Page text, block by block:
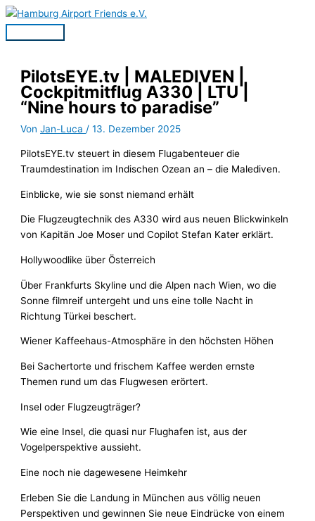
Zum
Inhalt
springenHauptmenü
PilotsEYE.tv | MALEDIVEN |
Cockpitmitflug A330 | LTU |
“Nine hours to paradise”
VonJan-Luca /13. Dezember 2025
PilotsEYE.tv steuert in diesem Flugabenteuer die
Traumdestination im Indischen Ozean an – die Malediven.
Einblicke, wie sie sonst niemand erhält
Die Flugzeugtechnik des A330 wird aus neuen Blickwinkeln
von Kapitän Joe Moser und Copilot Stefan Kater erklärt.
Hollywoodlike über Österreich
Über Frankfurts Skyline und die Alpen nach Wien, wo die
Sonne filmreif untergeht und uns eine tolle Nacht in
Richtung Türkei beschert.
Wiener Kaffeehaus-Atmosphäre in den höchsten Höhen
Bei Sachertorte und frischem Kaffee werden ernste
Themen rund um das Flugwesen erörtert.
Insel oder Flugzeugträger?
Wie eine Insel, die quasi nur Flughafen ist, aus der
Vogelperspektive aussieht.
Eine noch nie dagewesene Heimkehr
Erleben Sie die Landung in München aus völlig neuen
Perspektiven und gewinnen Sie neue Eindrücke von einem